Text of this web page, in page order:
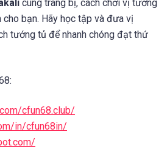
cùng trang bị, cách chơi vị tướng
bạn. Hãy học tập và đưa vị
tướng tủ để nhanh chóng đạt thứ
cfun68.club/
in/cfun68in/